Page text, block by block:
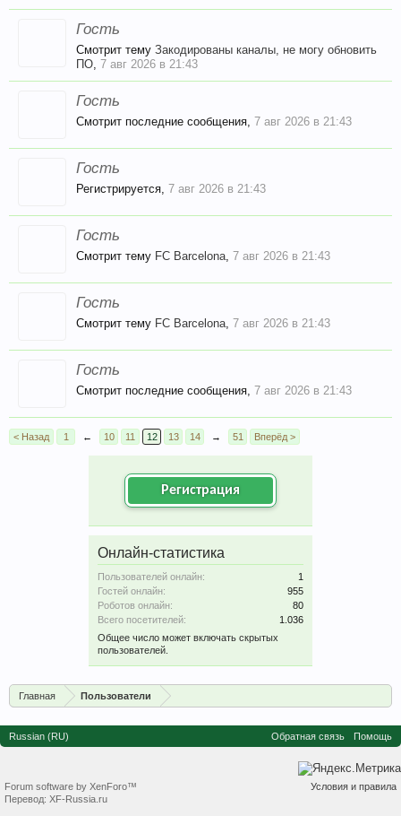
Гость
Смотрит тему Закодированы каналы, не могу обновить
ПО, 7 авг 2026 в 21:43
Гость
Смотрит последние сообщения, 7 авг 2026 в 21:43
Гость
Регистрируется, 7 авг 2026 в 21:43
Гость
Смотрит тему FC Barcelona, 7 авг 2026 в 21:43
Гость
Смотрит тему FC Barcelona, 7 авг 2026 в 21:43
Гость
Смотрит последние сообщения, 7 авг 2026 в 21:43
< Назад 1 ← 10 11 12 13 14 → 51 Вперёд >
Регистрация
Онлайн-статистика
Пользователей онлайн:
1
Гостей онлайн:
955
Роботов онлайн:
80
Всего посетителей:
1.036
Общее число может включать скрытых
пользователей.
Главная Пользователи
Russian (RU) Обратная связь Помощь
Условия и правила
Forum software by XenForo™
Перевод: XF-Russia.ru